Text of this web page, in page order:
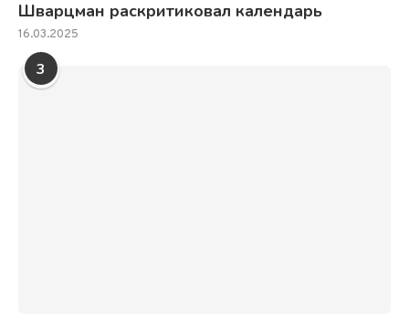
Шварцман раскритиковал календарь
16.03.2025
3